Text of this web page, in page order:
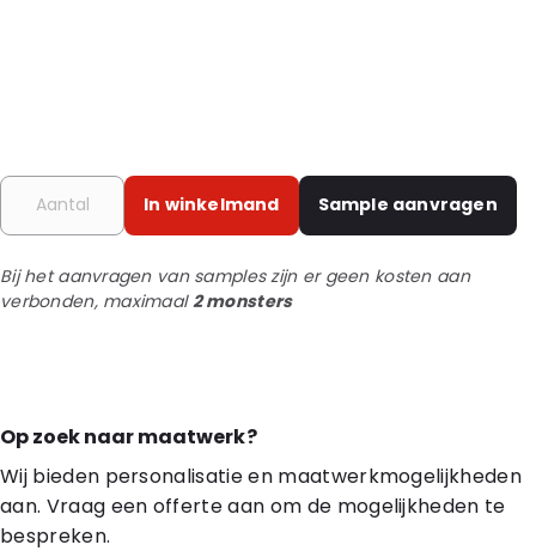
In winkelmand Sample aanvragen
Bij het aanvragen van samples zijn er geen kosten aan
verbonden, maximaal2 monsters
Op zoek naar maatwerk?
Wij bieden personalisatie en maatwerkmogelijkheden
aan. Vraag een offerte aan om de mogelijkheden te
bespreken.